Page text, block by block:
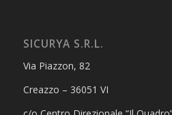
SICURYA S.R.L.
Via Piazzon, 82
Creazzo – 36051 VI